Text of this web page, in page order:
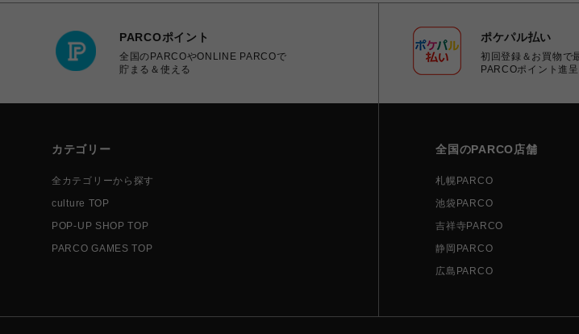
PARCOポイント
全国のPARCOやONLINE PARCOで
貯まる＆使える
ポケパル払い
初回登録＆お買物で
PARCOポイント進呈
カテゴリー
全カテゴリーから探す
culture TOP
POP-UP SHOP TOP
PARCO GAMES TOP
全国のPARCO店舗
札幌PARCO
池袋PARCO
吉祥寺PARCO
静岡PARCO
広島PARCO